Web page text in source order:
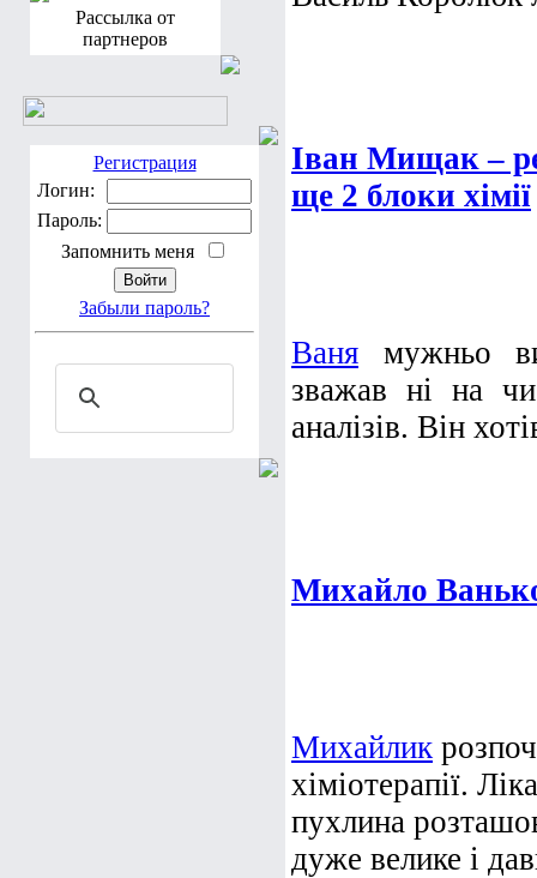
Рассылка от
партнеров
Регистрация
Логин:
Пароль:
Запомнить меня
Забыли пароль?
Іван Мищак –
ще 2 блоки хімії
Ваня мужньо
зважав ні на
аналізів. Він
Михайло
Михайлик
хіміотерапії.
пухлина
дуже велике і